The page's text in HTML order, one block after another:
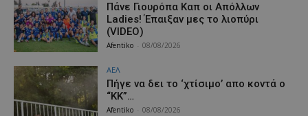
Πάνε Γιουρόπα Καπ oι Απόλλων
Ladies! Έπαιξαν μες το λιοπύρι
(VIDEO)
Afentiko 08/08/2026
ΑΕΛ
Πήγε να δει το ‘χτίσιμο’ απο κοντά ο
“ΚΚ”…
Afentiko 08/08/2026